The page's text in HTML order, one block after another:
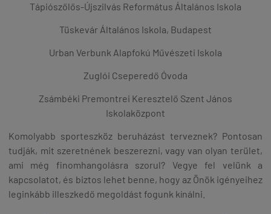
Tápiószőlős-Újszilvás Református Általános Iskola
Tüskevár Általános Iskola, Budapest
Urban Verbunk Alapfokú Művészeti Iskola
Zuglói Cseperedő Óvoda
Zsámbéki Premontrei Keresztelő Szent János
Iskolaközpont
Komolyabb sporteszköz beruházást terveznek? Pontosan
tudják, mit szeretnének beszerezni, vagy van olyan terület,
ami még finomhangolásra szorul? Vegye fel velünk a
kapcsolatot, és biztos lehet benne, hogy az Önök igényeihez
leginkább illeszkedő megoldást fogunk kínálni.